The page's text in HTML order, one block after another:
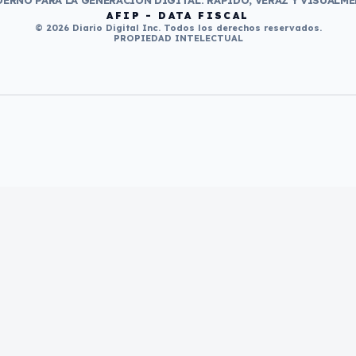
AFIP - DATA FISCAL
© 2026 Diario Digital Inc. Todos los derechos reservados.
PROPIEDAD INTELECTUAL